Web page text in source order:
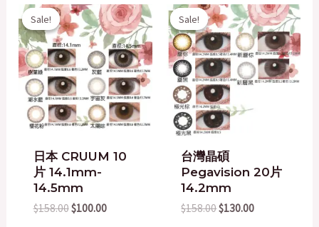
Sale!
Sale!
日本 CRUUM 10
片 14.1mm-
14.5mm
$158.00
Original
price
was:
$158.00.
$100.00
Current
price
is:
$100.00.
Sale!
Sale!
台灣晶碩
Pegavision 20片
14.2mm
$158.00
Original
price
was:
$158.00.
$130.00
Current
price
is:
$130.00.